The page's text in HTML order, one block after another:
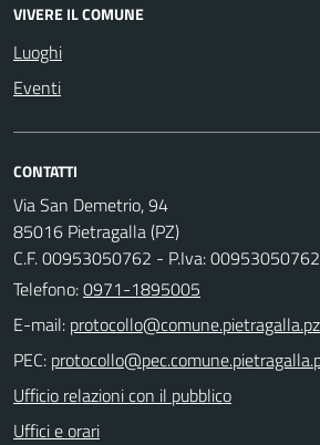
VIVERE IL COMUNE
Luoghi
Eventi
CONTATTI
Via San Demetrio, 94
85016 Pietragalla (PZ)
C.F. 00953050762 - P.Iva: 00953050762
Telefono:0971-1895005
E-mail:
PEC:
Ufficio relazioni con il pubblico
Uffici e orari